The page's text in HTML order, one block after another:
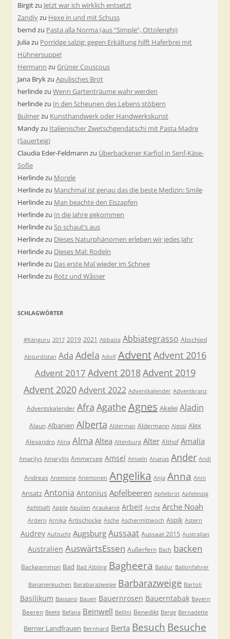
Birgitzu Jetzt war ich wirklich entsetzt
Zandiyzu Hexe in und mit Schuss
bernd zu Pasta alla Norma (aus “Simple”, Ottolenghi)
Juliazu Porridge salzig: gegen Erkältung hilft Haferbrei mit
Hühnersuppe!
Hermann zu Grüner Couscous
Jana Brykzu Apulisches Brot
herlindezu Wenn Gartenträume wahr werden
herlindezu In den Scheunen des Lebens stöbern
Bulmerzu Kunsthandwerk oder Handwerkskunst
Mandyzu Italienischer Zwetschgendatschi mit Pasta Madre
(Sauerteig)
Claudia Eder-Feldmann zu Überbackener Karfiol in Senf-Käse-
Soße
Herlindezu Morele
Herlindezu Manchmal ist genau das die beste Medizin: Smile
Herlindezu Man beachte den Eiszapfen
Herlindezu In die Jahre gekommen
Herlindezu So schaut’s aus
Herlindezu Dieses Naturphänomen erleben wir jedes Jahr
Herlindezu Dieses Mal: Rodeln
Herlindezu Das erste Mal wieder im Schnee
Herlindezu Rotz und Wåsser
SCHLAGWÖRTER
#Känguru 2017 2019 2021 Abbazia Abbiategrasso Abschied
Absurdistan Ada Adela Adolf AdventAdvent 2016
Advent 2017 Advent 2018Advent 2019
Advent 2020 Advent 2022 Adventkalender Adventkranz
Adventskalender Afra Agathe Agnes Akelei Aladin
Alaun Albanien Alberta Alderman Aldermann Alessi Alex
Alexandro Alina Alma Altea Altenburg Alter Althof Amalia
Amarilys Amaryllis Ammersee Amsel Amseln Ananas Ander Andi
Andreas Anemone Anemonen Angelika Anja Anna Anni
Ansatz Antonia Antonius Apfelbeeren Apfelbrot Apfelessig
Apfelsaft Apple Apulien Araukanie Arbeit Arche Arche Noah
Ardern Arnika Artischocke Asche Aschermittwoch Aspik Astern
Audrey Aufzucht Augsburg Aussaat Aussaat 2015 Australian
Australien AuswärtsEssen Außerfern Bach backen
Backgammon Bad Bad Aibling Bagheera Baldur Ballonfahrer
Bananenkuchen Barabarazweige Barbarazweige Bartoli
Basilikum Bassano Bauen Bauernrosen Bauerntabak Bayern
Beeren Beete Befana Beinwell Bellini Benedikt Berge Bernadette
Berner Landfrauen Bernhard Berta Besuch Besuche